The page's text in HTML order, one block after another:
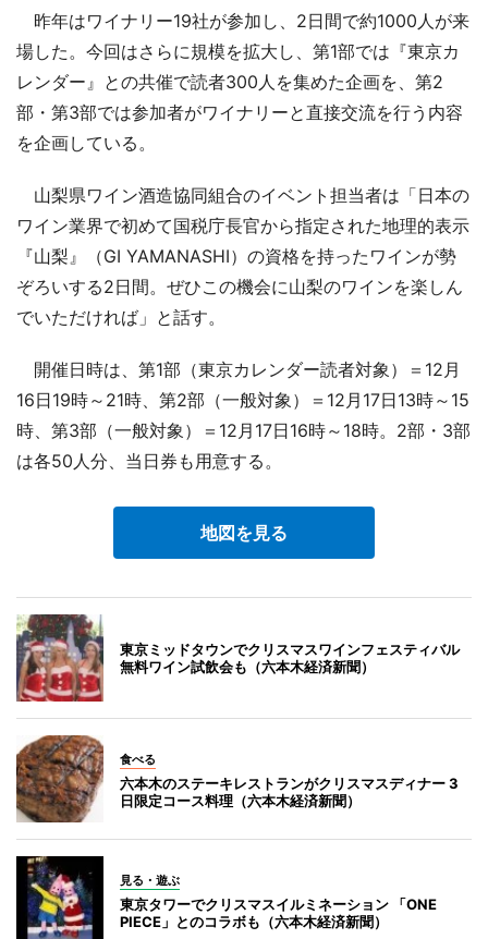
昨年はワイナリー19社が参加し、2日間で約1000人が来
場した。今回はさらに規模を拡大し、第1部では『東京カ
レンダー』との共催で読者300人を集めた企画を、第2
部・第3部では参加者がワイナリーと直接交流を行う内容
を企画している。
山梨県ワイン酒造協同組合のイベント担当者は「日本の
ワイン業界で初めて国税庁長官から指定された地理的表示
『山梨』（GI YAMANASHI）の資格を持ったワインが勢
ぞろいする2日間。ぜひこの機会に山梨のワインを楽しん
でいただければ」と話す。
開催日時は、第1部（東京カレンダー読者対象）＝12月
16日19時～21時、第2部（一般対象）＝12月17日13時～15
時、第3部（一般対象）＝12月17日16時～18時。2部・3部
は各50人分、当日券も用意する。
地図を見る
東京ミッドタウンでクリスマスワインフェスティバル
無料ワイン試飲会も（六本木経済新聞）
食べる
六本木のステーキレストランがクリスマスディナー 3
日限定コース料理（六本木経済新聞）
見る・遊ぶ
東京タワーでクリスマスイルミネーション 「ONE
PIECE」とのコラボも（六本木経済新聞）